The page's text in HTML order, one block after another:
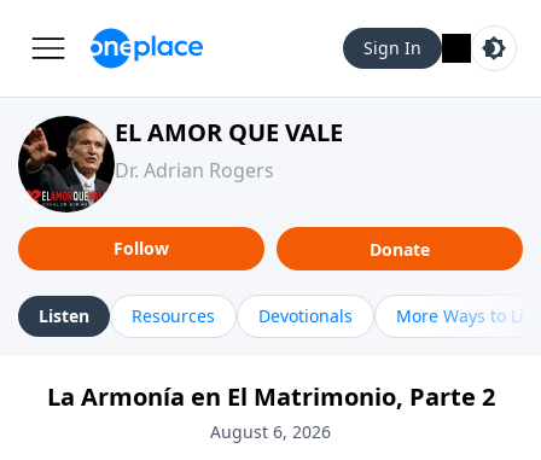
Sign In
EL AMOR QUE VALE
Dr. Adrian Rogers
Follow Donate
Listen Resources Devotionals More Ways to
La Armonía en El Matrimonio, Parte 2
August 6, 2026